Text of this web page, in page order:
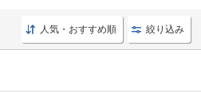
カメラグリップ ストラップ
人気・おすすめ順 絞り込み